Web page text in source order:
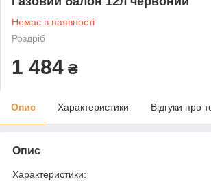
Немає в наявності
Роздріб
1 484 ₴
Опис Характеристики Відгуки про
Опис
Характеристики: